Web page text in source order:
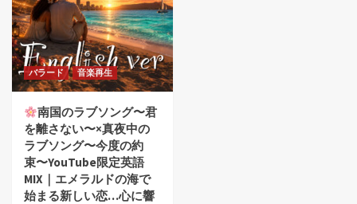
バラード 音楽再生
南国のラブソング〜君
を離さない〜×真夜中の
ラブソング〜今度の約
束〜YouTube限定英語
MIX｜エメラルドの海で
始まる新しい恋…心に響